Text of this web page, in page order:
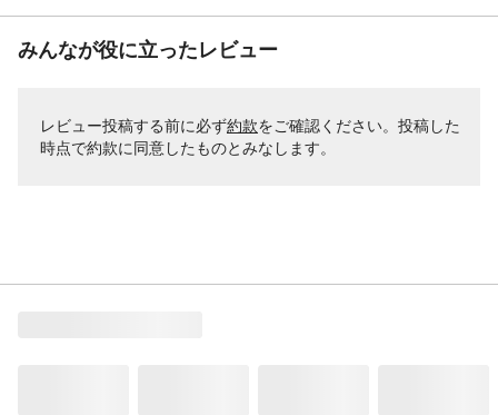
みんなが役に立ったレビュー
レビュー投稿する前に必ず約款をご確認ください。投稿した
時点で約款に同意したものとみなします。